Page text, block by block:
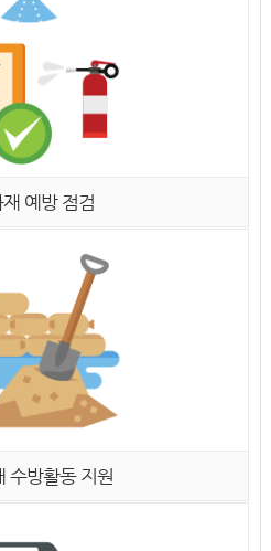
예방 점검
수방활동 지원